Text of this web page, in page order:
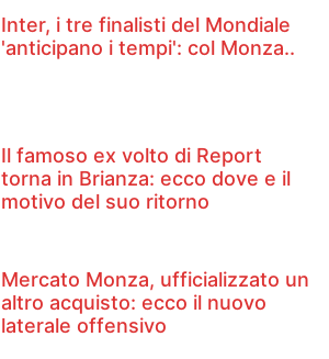
Inter, i tre finalisti del Mondiale
'anticipano i tempi': col Monza..
Il famoso ex volto di Report
torna in Brianza: ecco dove e il
motivo del suo ritorno
Mercato Monza, ufficializzato un
altro acquisto: ecco il nuovo
laterale offensivo